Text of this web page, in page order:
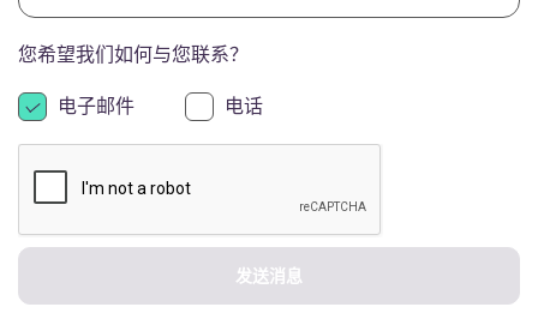
English (US)
Chinese
Català
登录
您希望我们如何与您联系？
电子邮件 电话
发送消息